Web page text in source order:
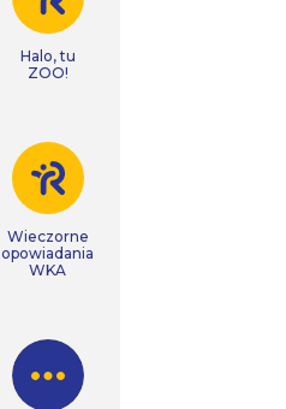
Halo, tu
ZOO!
Wieczorne
opowiadania
WKA